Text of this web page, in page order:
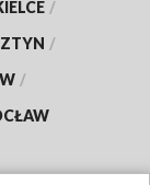
/
/
/